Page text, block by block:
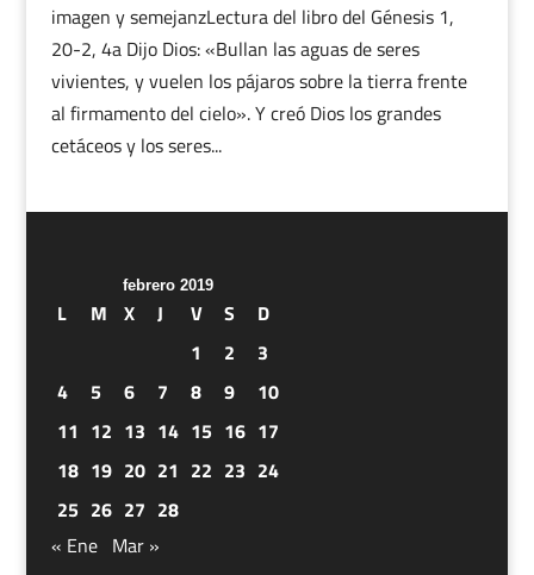
imagen y semejanzLectura del libro del Génesis 1,
20-2, 4a Dijo Dios: «Bullan las aguas de seres
vivientes, y vuelen los pájaros sobre la tierra frente
al firmamento del cielo». Y creó Dios los grandes
cetáceos y los seres...
febrero 2019
L M X J V S
D
1
2
3
4
5 6 7 8 9
10
11 12 13 14 15 16 17
18 19 20 21 22 23 24
25 26 27 28
« Ene Mar »